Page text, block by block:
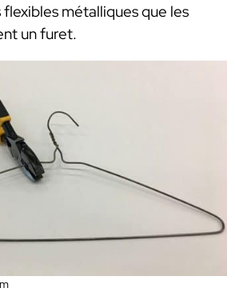
métalliques que les
un furet.